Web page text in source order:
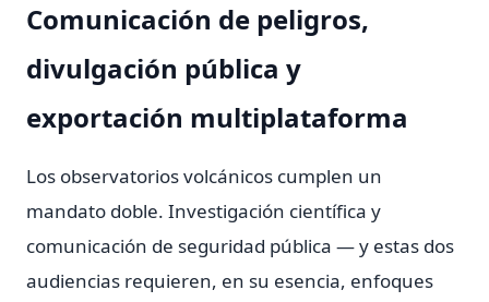
Comunicación de peligros,
divulgación pública y
exportación multiplataforma
Los observatorios volcánicos cumplen un
mandato doble. Investigación científica y
comunicación de seguridad pública — y estas dos
audiencias requieren, en su esencia, enfoques